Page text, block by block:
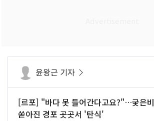
윤왕근 기자
[르포] "바다 못 들어간다고요?"…궂은비
쏟아진 경포 곳곳서 '탄식'